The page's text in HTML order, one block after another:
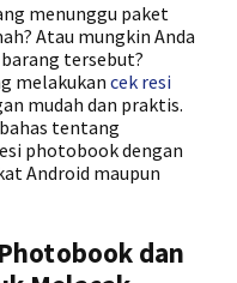
menunggu paket
Atau mungkin Anda
tersebut?
melakukancek resi
mudah dan praktis.
tentang
photobook dengan
Android maupun
dan